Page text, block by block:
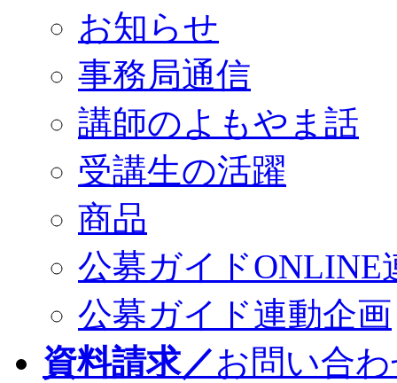
お知らせ
事務局通信
講師のよもやま話
受講生の活躍
商品
公募ガイドONLINE
公募ガイド連動企画
資料請求／お問い合